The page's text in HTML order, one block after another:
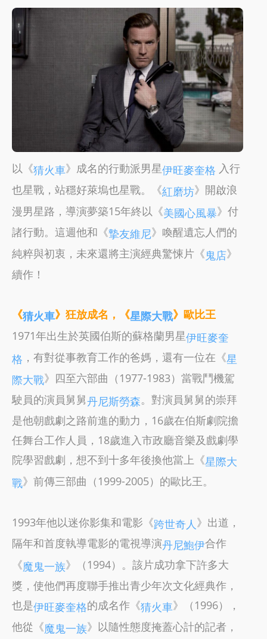
以《猜火車》成名的行動派男星伊旺麥奎格 入行
也星戰，站穩好萊塢也星戰。《紅磨坊》開啟浪
漫男星路，導演夢築15年終以《美國心風暴》付
諸行動。這週他和《摯友維尼》喚醒遺忘人們的
純粹與初衷，未來還將主演經典驚悚片《鬼店》
續作！
《猜火車》狂放成名，《星際大戰》歐比王
1971年出生於英國伯斯的蘇格蘭男星伊旺麥奎
格 ，有對從事教育工作的爸媽，還有一位在《星
際大戰》四至六部曲（1977-1983）當戰鬥機駕
駛員的演員舅舅丹尼斯勞森。對演員舅舅的崇拜
是他朝戲劇之路前進的動力，16歲在伯斯劇院擔
任舞台工作人員，18歲進入市政廳音樂及戲劇學
院學習戲劇，想不到十多年後換他當上《星際大
戰》前傳三部曲（1999-2005）的歐比王。
1993年他以迷你影集和電影《跨世奇人 》出道，
隔年和首度執導電影的電視導演丹尼鮑伊合作
《魔鬼一族》（1994）。該片成功拿下許多大
獎，使他們再度聯手推出青少年次文化經典作，
也是伊旺麥奎格的成名作《猜火車》（1996），
他從《魔鬼一族》以隨性態度掩蓋心計的記者，